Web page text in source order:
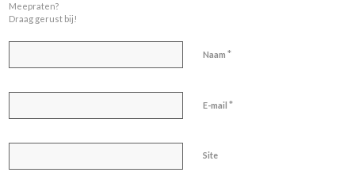
Meepraten?
Draag gerust bij!
Naam*
E-mail*
Site